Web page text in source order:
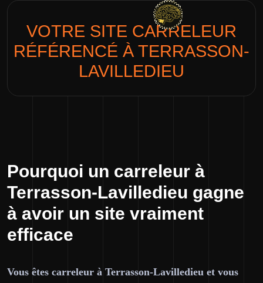
VOTRE SITE CARRELEUR
RÉFÉRENCÉ À TERRASSON-
LAVILLEDIEU
Pourquoi un carreleur à
Terrasson-Lavilledieu gagne
à avoir un site vraiment
efficace
Vous êtes carreleur à Terrasson-Lavilledieu et vous